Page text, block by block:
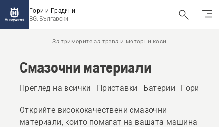
Гори и Градини
BG, Български
За тримерите за трева и моторни коси
Смазочни материали
Преглед на всички Приставки Батерии Гориво и
Открийте висококачествени смазочни
материали, които помагат на вашата машина